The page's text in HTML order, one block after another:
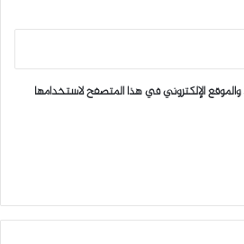
الإلكتروني في هذا المتصفح لاستخدامها